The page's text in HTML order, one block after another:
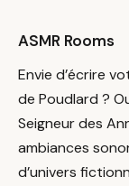
ASMR Rooms
Envie d’écrire
de Poudlard ?
Seigneur des
ambiances
d’univers